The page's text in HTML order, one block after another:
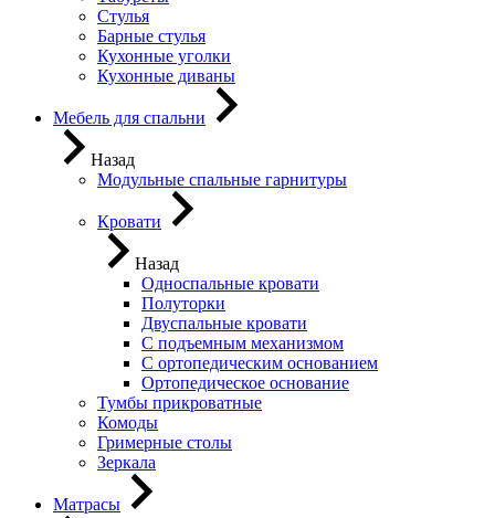
Стулья
Барные стулья
Кухонные уголки
Кухонные диваны
Мебель для спальни
Назад
Модульные спальные гарнитуры
Кровати
Назад
Односпальные кровати
Полуторки
Двуспальные кровати
С подъемным механизмом
С ортопедическим основанием
Ортопедическое основание
Тумбы прикроватные
Комоды
Гримерные столы
Зеркала
Матрасы